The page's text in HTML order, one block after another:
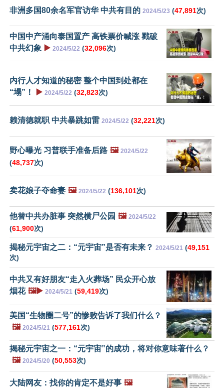
非洲多国80余名军官访华 中共有目的 2024/5/23 (47,891次)
中国中产涌向泰国置产 高铁票价喊涨 戳破
中共幻象 ▶️ 2024/5/22 (32,096次)
内行人才知道的秘密 整个中国到处都在
“塌”！
▶️ 2024/5/22 (32,823次)
赖清德就职 中共暴跳如雷 2024/5/22 (32,221次)
野心曝光 习普联手准备后路 🖼️ 2024/5/22
(48,737次)
卖花娘子夺命妻 🖼️ 2024/5/22 (136,101次)
他替中共办脏事 突然横尸公园 🖼️ 2024/5/22
(61,900次)
揭秘元宇宙之二：“元宇宙”是否有未来？ 2024/5/21 (49,151
次)
中共又有好朋友“走入火葬场” 民众开心放
烟花 🖼️▶️ 2024/5/21 (59,419次)
美国“生物圈二号”的惨败告诉了我们什么？
🖼️ 2024/5/21 (577,161次)
揭秘元宇宙之一：“元宇宙”的成功，将对你意味著什么？
🖼️ 2024/5/20 (50,553次)
大陆网友：找你的肯定不是好事 🖼️